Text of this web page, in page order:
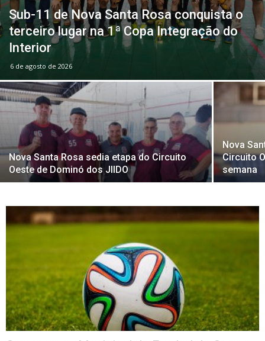
Sub-11 de Nova Santa Rosa conquista o
terceiro lugar na 1ª Copa Integração do
Interior
6 de agosto de 2026
Nova Santa Rosa sedia etapa do Circuito
Oeste de Dominó dos JIIDO
Nova
Circuito
semana